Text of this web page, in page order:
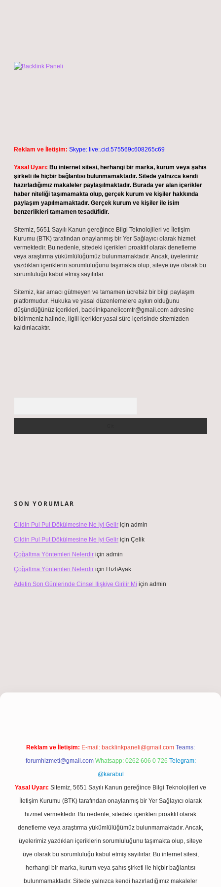
Reklam ve İletişim: Skype: live:.cid.575569c608265c69
Yasal Uyarı: Bu internet sitesi, herhangi bir marka, kurum veya şahıs
şirketi ile hiçbir bağlantısı bulunmamaktadır. Sitede yalnızca kendi
hazırladığımız makaleler paylaşılmaktadır. Burada yer alan içerikler
haber niteliği taşımamakta olup, gerçek kurum ve kişiler hakkında
paylaşım yapılmamaktadır. Gerçek kurum ve kişiler ile isim
benzerlikleri tamamen tesadüfidir.
Sitemiz, 5651 Sayılı Kanun gereğince Bilgi Teknolojileri ve İletişim
Kurumu (BTK) tarafından onaylanmış bir Yer Sağlayıcı olarak hizmet
vermektedir. Bu nedenle, sitedeki içerikleri proaktif olarak denetleme
veya araştırma yükümlülüğümüz bulunmamaktadır. Ancak, üyelerimiz
yazdıkları içeriklerin sorumluluğunu taşımakta olup, siteye üye olarak bu
sorumluluğu kabul etmiş sayılırlar.
Sitemiz, kar amacı gütmeyen ve tamamen ücretsiz bir bilgi paylaşım
platformudur. Hukuka ve yasal düzenlemelere aykırı olduğunu
düşündüğünüz içerikleri, backlinkpanelicomtr@gmail.com adresine
bildirmeniz halinde, ilgili içerikler yasal süre içerisinde sitemizden
kaldırılacaktır.
SON YORUMLAR
Cildin Pul Pul Dökülmesine Ne Iyi Gelir için admin
Cildin Pul Pul Dökülmesine Ne Iyi Gelir için Çelik
Çoğaltma Yöntemleri Nelerdir için admin
Çoğaltma Yöntemleri Nelerdir için HızlıAyak
Adetin Son Günlerinde Cinsel Ilişkiye Girilir Mi için admin
Reklam ve İletişim: E-mail: backlinkpaneli@gmail.com Teams:
forumhizmeti@gmail.com Whatsapp: 0262 606 0 726 Telegram:
@karabul
Yasal Uyarı: Sitemiz, 5651 Sayılı Kanun gereğince Bilgi Teknolojileri ve
İletişim Kurumu (BTK) tarafından onaylanmış bir Yer Sağlayıcı olarak
hizmet vermektedir. Bu nedenle, sitedeki içerikleri proaktif olarak
denetleme veya araştırma yükümlülüğümüz bulunmamaktadır. Ancak,
üyelerimiz yazdıkları içeriklerin sorumluluğunu taşımakta olup, siteye
üye olarak bu sorumluluğu kabul etmiş sayılırlar. Bu internet sitesi,
herhangi bir marka, kurum veya şahıs şirketi ile hiçbir bağlantısı
bulunmamaktadır. Sitede yalnızca kendi hazırladığımız makaleler